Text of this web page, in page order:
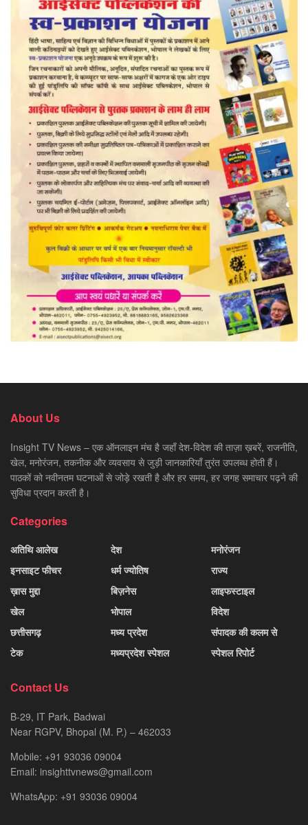
About Us
Insight TV News – एक ऑनलाइन मंच है जहाँ देश-विदेश की ताज़ा ख़बरें, राजनीति,
खेल, मनोरंजन, तकनीक और व्यवसाय से जुड़ी जानकारियाँ तुरंत उपलब्ध होती हैं।
पाठकों को नवीनतम घटनाओं से जोड़े रखती है और हर समय, हर जगह समाचार पढ़ने की
सुविधा प्रदान करती है।
Categories
अतिथि आलेख
इनसाइट फीचर
ख़ास मुद्दा
खेल
छत्तीसगढ़
टेक
देश
धर्म ज्योतिष
बिज़नेस
भोपाल
मध्य प्रदेश
मध्यप्रदेश स्पेशल
मनोरंजन
राज्य
लाइफस्टाइल
विदेश
संपादक की कलम से
स्पेशल रिपोर्ट
Contact Us
B-29, IT Park, Badwai
Near RGPV, Bhopal (M. P.) – 462033
Mobile: +91 93036 09004
Email: insighttvnews@gmail.com
WhatsApp: +91 93036 09004